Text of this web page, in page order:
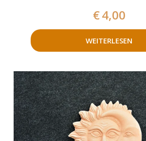
€4,00
WEITERLESEN